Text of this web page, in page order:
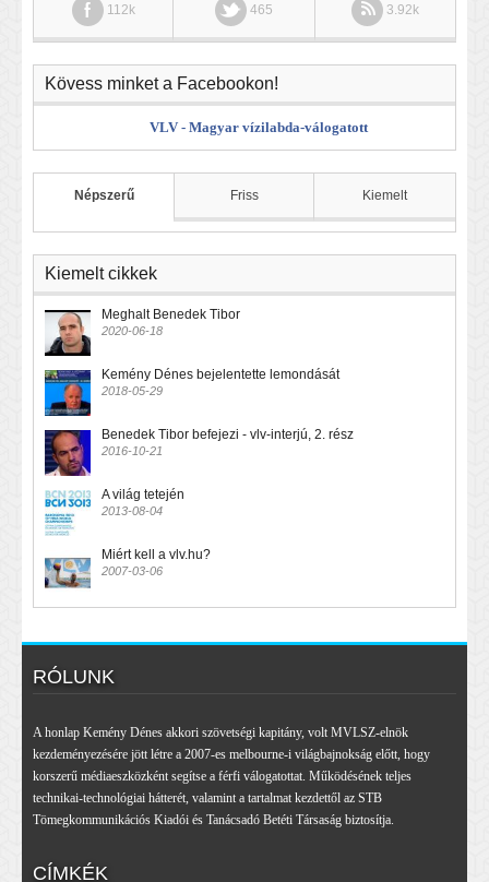
112k 465 3.92k
Kövess minket a Facebookon!
VLV - Magyar vízilabda-válogatott
Népszerű Friss Kiemelt
Kiemelt cikkek
Meghalt Benedek Tibor
2020-06-18
Kemény Dénes bejelentette lemondását
2018-05-29
Benedek Tibor befejezi - vlv-interjú, 2. rész
2016-10-21
A világ tetején
2013-08-04
Miért kell a vlv.hu?
2007-03-06
RÓLUNK
A honlap Kemény Dénes akkori szövetségi kapitány, volt MVLSZ-elnök
kezdeményezésére jött létre a 2007-es melbourne-i világbajnokság előtt, hogy
korszerű médiaeszközként segítse a férfi válogatottat. Működésének teljes
technikai-technológiai hátterét, valamint a tartalmat kezdettől az STB
Tömegkommunikációs Kiadói és Tanácsadó Betéti Társaság biztosítja.
CÍMKÉK